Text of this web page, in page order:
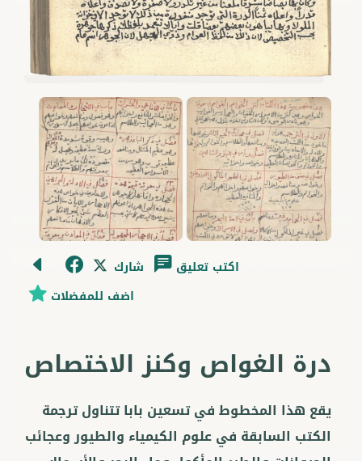
شارك
اكتب تعليق
اضف للمفضلات
درة الغواص وكنز الاختصاص
يقع هذا المخطوط في تسعين بابا تتناول ترجمة
الكتب السابقة في علوم الكيمياء والطيور وعجائب